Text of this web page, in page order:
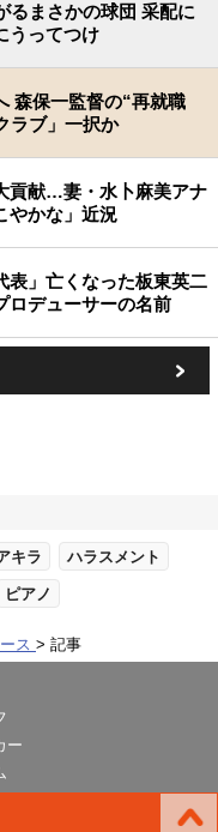
るまさかの球団 采配に
うってつけ
森保一監督の“再就職
ラブ」一択か
貢献…妻・水卜麻美アナ
やかな」近況
表」亡くなった板東英二
ロデューサーの名前
キラ ハラスメント
ピアノ
ス 記事
ー